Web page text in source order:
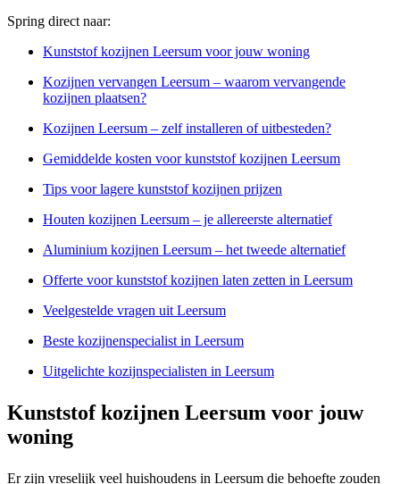
Spring direct naar:
Kunststof kozijnen Leersum voor jouw woning
Kozijnen vervangen Leersum – waarom vervangende
kozijnen plaatsen?
Kozijnen Leersum – zelf installeren of uitbesteden?
Gemiddelde kosten voor kunststof kozijnen Leersum
Tips voor lagere kunststof kozijnen prijzen
Houten kozijnen Leersum – je allereerste alternatief
Aluminium kozijnen Leersum – het tweede alternatief
Offerte voor kunststof kozijnen laten zetten in Leersum
Veelgestelde vragen uit Leersum
Beste kozijnenspecialist in Leersum
Uitgelichte kozijnspecialisten in Leersum
Kunststof kozijnen Leersum voor jouw
woning
Er zijn vreselijk veel huishoudens in Leersum die behoefte zouden